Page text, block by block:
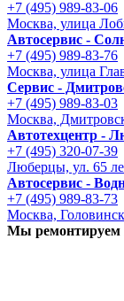
+7 (495) 989-83-06
Москва, улица
Автосервис -
+7 (495) 989-83-76
Москва, улица
Сервис -
+7 (495) 989-83-03
Москва,
Автотехцентр -
+7 (495) 320-07-39
Люберцы, ул. 65
Автосервис -
+7 (495) 989-83-73
Москва,
Мы ремонтируем